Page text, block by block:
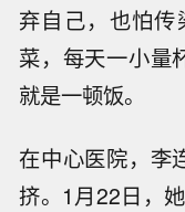
弃自己，也怕传
菜，每天一小量
就是一顿饭。
在中心医院，李
挤。1月22日，